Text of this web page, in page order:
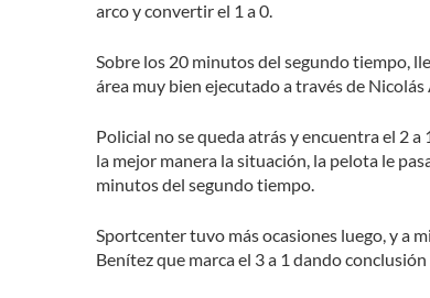
arco y convertir el 1 a 0.
Sobre los 20 minutos del segundo tiempo,
área muy bien ejecutado a través de Nicolás
Policial no se queda atrás y encuentra el 2
la mejor manera la situación, la pelota le
minutos del segundo tiempo.
Sportcenter tuvo más ocasiones luego, y a
Benítez que marca el 3 a 1 dando